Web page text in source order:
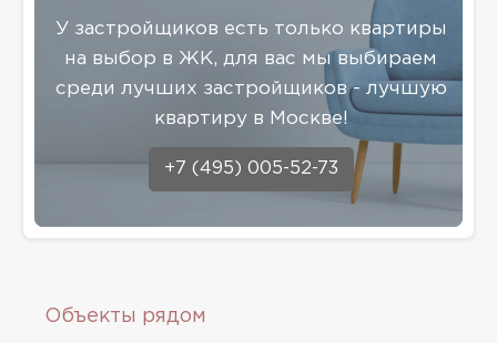
У застройщиков есть только квартиры
на выбор в ЖК, для вас мы выбираем
среди лучших застройщиков - лучшую
квартиру в Москве!
+7 (495) 005-52-73
Объекты рядом